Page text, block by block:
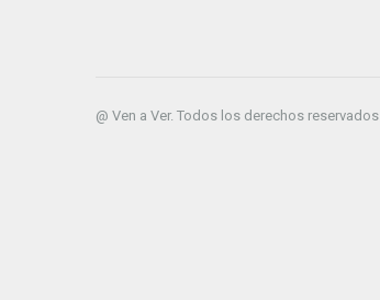
@ Ven a Ver. Todos los derechos reservados